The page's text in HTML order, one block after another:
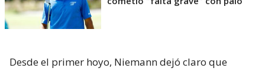
Desde el primer hoyo, Niemann dejó claro que